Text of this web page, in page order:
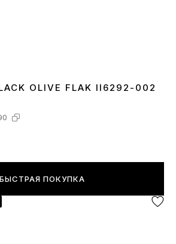
OLIVE FLAK II6292-002
БЫСТРАЯ ПОКУПКА